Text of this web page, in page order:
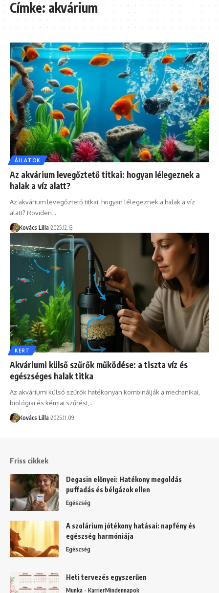
Címke:akvárium
ÁLLATOK
Az akvárium levegőztető titkai: hogyan lélegeznek a
halak a víz alatt?
Az akvárium levegőztető titkai: hogyan lélegeznek a halak a víz
alatt? Röviden:…
Kovács Lilla 2025.12.13.
KERT
Akváriumi külső szűrők működése: a tiszta víz és
egészséges halak titka
Az akváriumi külső szűrők hatékonyan kombinálják a mechanikai,
biológiai és kémiai szűrést,…
Kovács Lilla 2025.11.09.
Friss cikkek
Degasin előnyei: Hatékony megoldás
puffadás és bélgázok ellen
Egészség
A szolárium jótékony hatásai: napfény és
egészség harmóniája
Egészség
Heti tervezés egyszerűen
Munka - KarrierMindennapok